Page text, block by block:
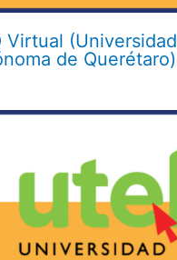
Virtual (Universidad
de Querétaro)